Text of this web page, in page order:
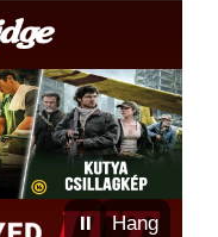
⏸ Hang